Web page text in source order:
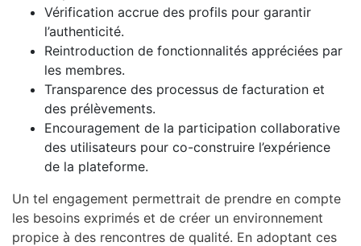
Vérification accrue des profils pour garantir
l’authenticité.
Reintroduction de fonctionnalités appréciées par
les membres.
Transparence des processus de facturation et
des prélèvements.
Encouragement de la participation collaborative
des utilisateurs pour co-construire l’expérience
de la plateforme.
Un tel engagement permettrait de prendre en compte
les besoins exprimés et de créer un environnement
propice à des rencontres de qualité. En adoptant ces